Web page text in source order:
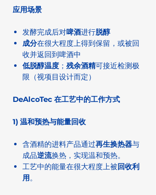
应用场景
发酵完成后对啤酒进行脱醇
成分在很大程度上得到保留，或被回
收并返回到啤酒中
低脱醇温度 ； 残余酒精可接近检测极
限（视项目设计而定）
DeAlcoTec 在工艺中的工作方式
1) 温和预热与能量回收
含酒精的进料产品通过再生换热器与
成品逆流换热，实现温和预热。
工艺中的能量在很大程度上被回收利
用。